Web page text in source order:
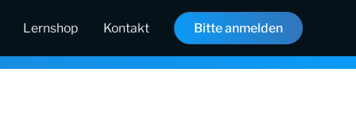
Lernshop Kontakt Bitte anmelden